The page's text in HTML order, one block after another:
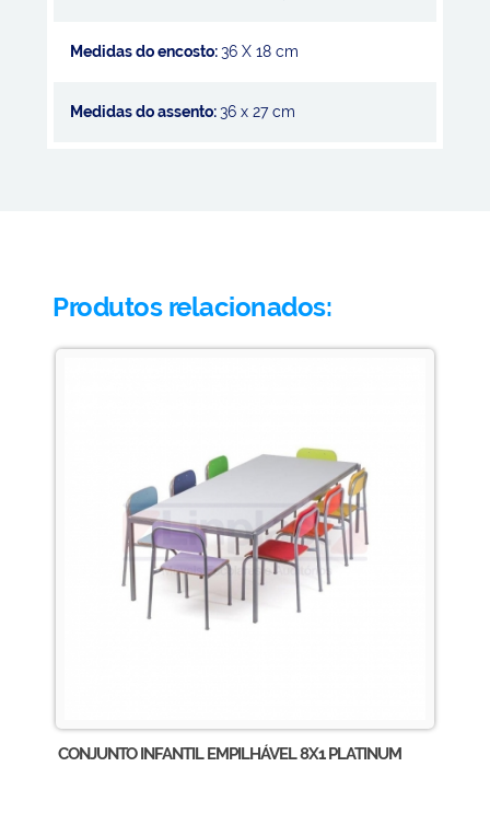
Medidas do encosto:36 X 18 cm
Medidas do assento:36 x 27 cm
Produtos relacionados:
CONJUNTO INFANTIL EMPILHÁVEL 8X1 PLATINUM